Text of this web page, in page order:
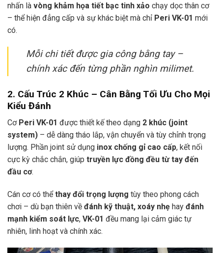
nhấn là vòng khảm họa tiết bạc tinh xảo chạy dọc thân cơ
– thể hiện đẳng cấp và sự khác biệt mà chỉ Peri VK-01 mới
có.
Mỗi chi tiết được gia công bằng tay –
chính xác đến từng phần nghìn milimet.
2. Cấu Trúc 2 Khúc – Cân Bằng Tối Ưu Cho Mọi
Kiểu Đánh
Cơ Peri VK-01 được thiết kế theo dạng 2 khúc (joint
system) – dễ dàng tháo lắp, vận chuyển và tùy chỉnh trọng
lượng. Phần joint sử dụng inox chống gỉ cao cấp, kết nối
cực kỳ chắc chắn, giúp truyền lực đồng đều từ tay đến
đầu cơ.
Cán cơ có thểthay đổi trọng lượng tùy theo phong cách
chơi – dù bạn thiên về đánh kỹ thuật, xoáy nhẹ hay đánh
mạnh kiểm soát lực, VK-01 đều mang lại cảm giác tự
nhiên, linh hoạt và chính xác.